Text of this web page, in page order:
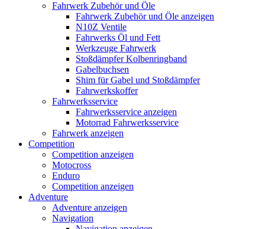
Fahrwerk Zubehör und Öle
Fahrwerk Zubehör und Öle anzeigen
N10Z Ventile
Fahrwerks Öl und Fett
Werkzeuge Fahrwerk
Stoßdämpfer Kolbenringband
Gabelbuchsen
Shim für Gabel und Stoßdämpfer
Fahrwerkskoffer
Fahrwerksservice
Fahrwerksservice anzeigen
Motorrad Fahrwerksservice
Fahrwerk anzeigen
Competition
Competition anzeigen
Motocross
Enduro
Competition anzeigen
Adventure
Adventure anzeigen
Navigation